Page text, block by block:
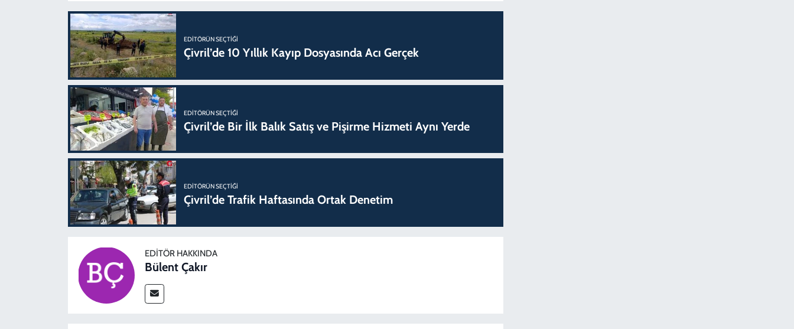
EDITÖRÜN SEÇTIĞI
Çivril’de 10 Yıllık Kayıp Dosyasında Acı Gerçek
EDITÖRÜN SEÇTIĞI
Çivril’de Bir İlk Balık Satış ve Pişirme Hizmeti Aynı Yerde
EDITÖRÜN SEÇTIĞI
Çivril’de Trafik Haftasında Ortak Denetim
EDITÖR HAKKINDA
Bülent Çakır